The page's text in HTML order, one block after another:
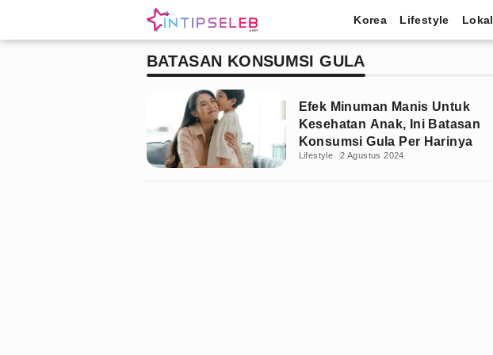
Korea Lifestyle Lokal
BATASAN KONSUMSI GULA
Efek Minuman Manis Untuk
Kesehatan Anak, Ini Batasan
Konsumsi Gula Per Harinya
Lifestyle 2 Agustus 2024